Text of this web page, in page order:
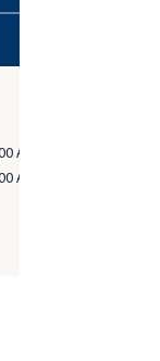
AM – 5:00 PM
AM – 2:00 PM